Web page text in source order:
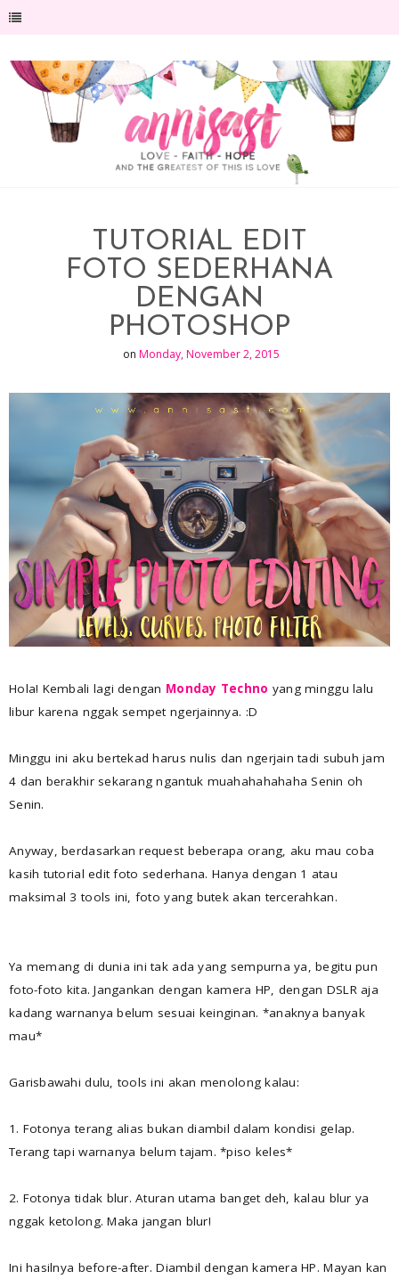
TUTORIAL EDIT
FOTO SEDERHANA
DENGAN
PHOTOSHOP
on Monday, November 2, 2015
Hola! Kembali lagi dengan Monday Techno yang minggu lalu
libur karena nggak sempet ngerjainnya. :D
Minggu ini aku bertekad harus nulis dan ngerjain tadi subuh jam
4 dan berakhir sekarang ngantuk muahahahahaha Senin oh
Senin.
Anyway, berdasarkan request beberapa orang, aku mau coba
kasih tutorial edit foto sederhana. Hanya dengan 1 atau
maksimal 3 tools ini, foto yang butek akan tercerahkan.
Ya memang di dunia ini tak ada yang sempurna ya, begitu pun
foto-foto kita. Jangankan dengan kamera HP, dengan DSLR aja
kadang warnanya belum sesuai keinginan. *anaknya banyak
mau*
Garisbawahi dulu, tools ini akan menolong kalau:
1. Fotonya terang alias bukan diambil dalam kondisi gelap.
Terang tapi warnanya belum tajam. *piso keles*
2. Fotonya tidak blur. Aturan utama banget deh, kalau blur ya
nggak ketolong. Maka jangan blur!
Ini hasilnya before-after. Diambil dengan kamera HP. Mayan kan